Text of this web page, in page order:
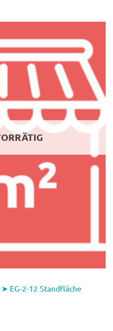
EG-2-12 Standfläche